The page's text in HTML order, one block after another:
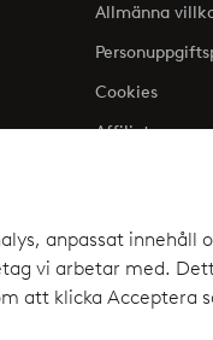
anpassat
vi arbetar med.
att klicka Acceptera
Allmänna
Cookies
Affiliate